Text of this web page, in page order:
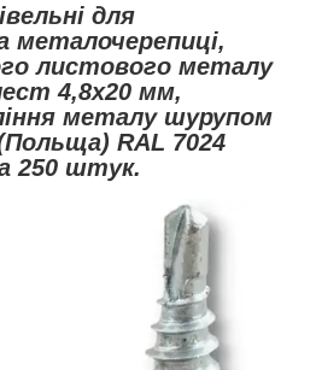
для
листового металу
4,8х20 мм,
металу шурупом
RAL 7024
250 штук.